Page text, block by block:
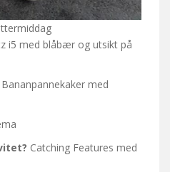
i5 med blåbær og utsikt på
Bananpannekaker med
Catching Features med